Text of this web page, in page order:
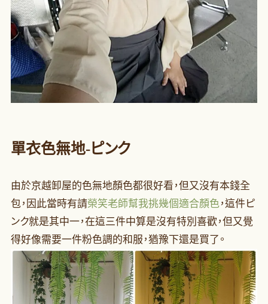
單衣色無地-ピンク
由於京越卸屋的色無地顏色都很好看，但又沒有本錢全
包，因此當時有請榮笑老師幫我挑幾個適合顏色，這件ピ
ンク就是其中一，在這三件中算是沒有特別喜歡，但又覺
得好像需要一件粉色調的和服，猶豫下還是買了。